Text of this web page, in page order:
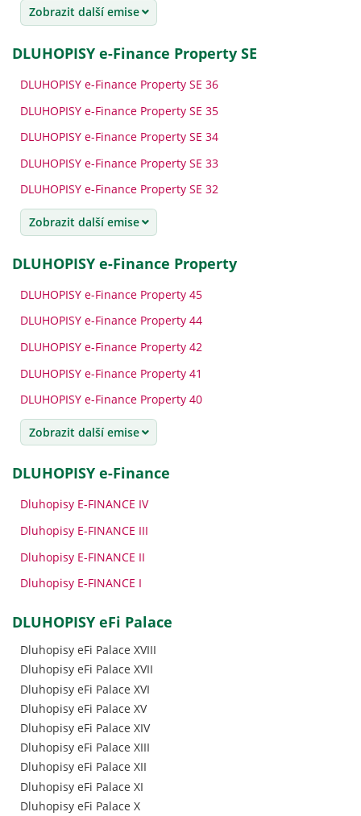
Zobrazit další emise
DLUHOPISY e-Finance Property SE
DLUHOPISY e-Finance Property SE 36
DLUHOPISY e-Finance Property SE 35
DLUHOPISY e-Finance Property SE 34
DLUHOPISY e-Finance Property SE 33
DLUHOPISY e-Finance Property SE 32
Zobrazit další emise
DLUHOPISY e-Finance Property
DLUHOPISY e-Finance Property 45
DLUHOPISY e-Finance Property 44
DLUHOPISY e-Finance Property 42
DLUHOPISY e-Finance Property 41
DLUHOPISY e-Finance Property 40
Zobrazit další emise
DLUHOPISY e-Finance
Dluhopisy E-FINANCE IV
Dluhopisy E-FINANCE III
Dluhopisy E-FINANCE II
Dluhopisy E-FINANCE I
DLUHOPISY eFi Palace
Dluhopisy eFi Palace XVIII
Dluhopisy eFi Palace XVII
Dluhopisy eFi Palace XVI
Dluhopisy eFi Palace XV
Dluhopisy eFi Palace XIV
Dluhopisy eFi Palace XIII
Dluhopisy eFi Palace XII
Dluhopisy eFi Palace XI
Dluhopisy eFi Palace X